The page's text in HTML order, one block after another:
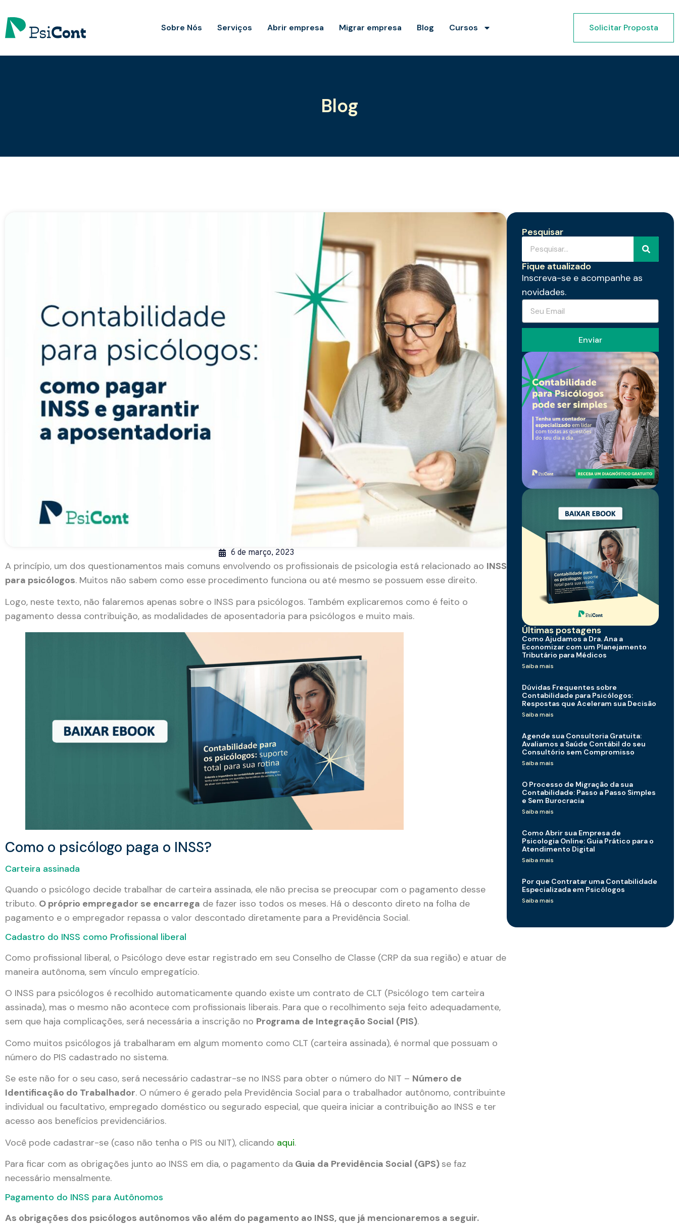
Sobre Nós Serviços Abrir empresa Migrar empresa Blog Cursos Solicitar Proposta
Blog
6 de março, 2023
A princípio, um dos questionamentos mais comuns envolvendo os profissionais de psicologia está relacionado ao INSS
para psicólogos. Muitos não sabem como esse procedimento funciona ou até mesmo se possuem esse direito.
Logo, neste texto, não falaremos apenas sobre o INSS para psicólogos. Também explicaremos como é feito o
pagamento dessa contribuição, as modalidades de aposentadoria para psicólogos e muito mais.
Como o psicólogo paga o INSS?
Carteira assinada
Quando o psicólogo decide trabalhar de carteira assinada, ele não precisa se preocupar com o pagamento desse
tributo. O próprio empregador se encarrega de fazer isso todos os meses. Há o desconto direto na folha de
pagamento e o empregador repassa o valor descontado diretamente para a Previdência Social.
Cadastro do INSS como Profissional liberal
Como profissional liberal, o Psicólogo deve estar registrado em seu Conselho de Classe (CRP da sua região) e atuar de
maneira autônoma, sem vínculo empregatício.
O INSS para psicólogos é recolhido automaticamente quando existe um contrato de CLT (Psicólogo tem carteira
assinada), mas o mesmo não acontece com profissionais liberais. Para que o recolhimento seja feito adequadamente,
sem que haja complicações, será necessária a inscrição no Programa de Integração Social (PIS).
Como muitos psicólogos já trabalharam em algum momento como CLT (carteira assinada), é normal que possuam o
número do PIS cadastrado no sistema.
Se este não for o seu caso, será necessário cadastrar-se no INSS para obter o número do NIT – Número de
Identificação do Trabalhador. O número é gerado pela Previdência Social para o trabalhador autônomo, contribuinte
individual ou facultativo, empregado doméstico ou segurado especial, que queira iniciar a contribuição ao INSS e ter
acesso aos benefícios previdenciários.
Você pode cadastrar-se (caso não tenha o PIS ou NIT), clicando aqui.
Para ficar com as obrigações junto ao INSS em dia, o pagamento da Guia da Previdência Social (GPS)se faz
necessário mensalmente.
Pagamento do INSS para Autônomos
As obrigações dos psicólogos autônomos vão além do pagamento ao INSS, que já mencionaremos a seguir.
Pesquisar
Fique atualizado
Inscreva-se e acompanhe as
novidades.
Enviar
Últimas postagens
Como Ajudamos a Dra. Ana a
Economizar com um Planejamento
Tributário para Médicos
Saiba mais
Dúvidas Frequentes sobre
Contabilidade para Psicólogos:
Respostas que Aceleram sua Decisão
Saiba mais
Agende sua Consultoria Gratuita:
Avaliamos a Saúde Contábil do seu
Consultório sem Compromisso
Saiba mais
O Processo de Migração da sua
Contabilidade: Passo a Passo Simples
e Sem Burocracia
Saiba mais
Como Abrir sua Empresa de
Psicologia Online: Guia Prático para o
Atendimento Digital
Saiba mais
Por que Contratar uma Contabilidade
Especializada em Psicólogos
Saiba mais